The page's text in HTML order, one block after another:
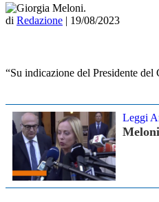
di Redazione | 19/08/2023
“Su indicazione del Presidente del
Leggi